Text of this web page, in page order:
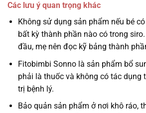
Các lưu ý quan trọng khác
Không sử dụng sản phẩm nếu bé
bất kỳ thành phần nào có trong
đầu, mẹ nên đọc kỹ bảng thành
Fitobimbi Sonno là sản phẩm bổ
phải là thuốc và không có tác dụng
trị bệnh lý.
Bảo quản sản phẩm ở nơi khô ráo,